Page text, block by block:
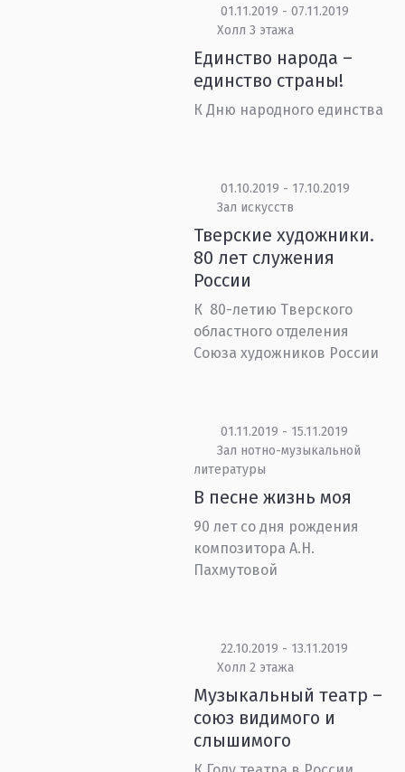
01.11.2019 - 07.11.2019
Холл 3 этажа
Единство народа –
единство страны!
К Дню народного единства
01.10.2019 - 17.10.2019
Зал искусств
Тверские художники.
80 лет служения
России
К 80-летию Тверского
областного отделения
Союза художников России
01.11.2019 - 15.11.2019
Зал нотно-музыкальной
литературы
В песне жизнь моя
90 лет со дня рождения
композитора А.Н.
Пахмутовой
22.10.2019 - 13.11.2019
Холл 2 этажа
Музыкальный театр –
союз видимого и
слышимого